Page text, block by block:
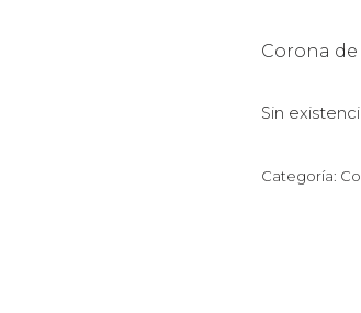
Corona
Sin
Categoría: